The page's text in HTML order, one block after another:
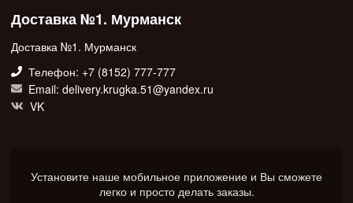
Доставка №1. Мурманск
Доставка №1. Мурманск
Телефон: +7 (8152) 777-777
Email: delivery.krugka.51@yandex.ru
VK
Установите наше мобильное приложение и Вы сможете
легко и просто делать заказы.